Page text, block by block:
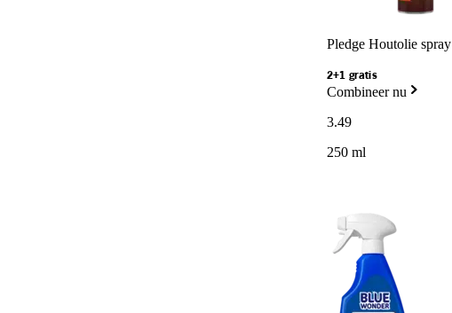
Pledge Houtolie spray
2+1 gratis
Combineer nu
3.49
250 ml